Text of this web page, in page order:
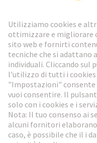
Vai al registrazione
Social Media